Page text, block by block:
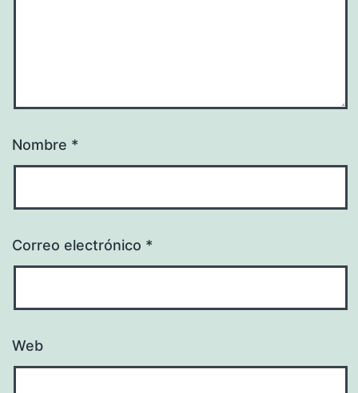
Nombre *
Correo electrónico *
Web